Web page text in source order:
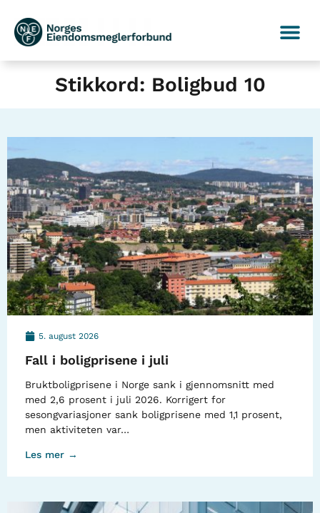
Stikkord: Boligbud 10
5. august 2026
Fall i boligprisene i juli
Bruktboligprisene i Norge sank i gjennomsnitt med
med 2,6 prosent i juli 2026. Korrigert for
sesongvariasjoner sank boligprisene med 1,1 prosent,
men aktiviteten var…
Les mer →